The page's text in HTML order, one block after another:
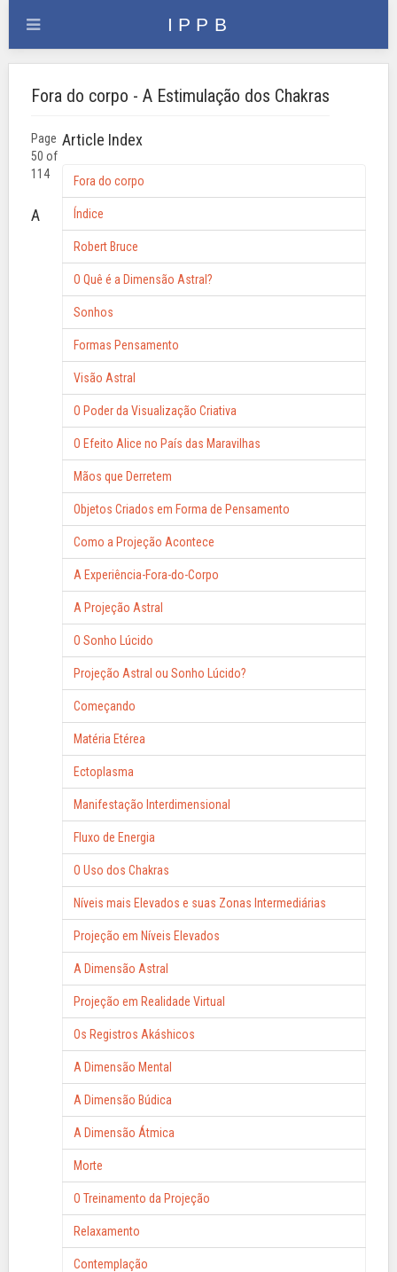
Fora do corpo - A Estimulação dos Chakras
Article Index
Fora do corpo
Índice
Robert Bruce
O Quê é a Dimensão Astral?
Sonhos
Formas Pensamento
Visão Astral
O Poder da Visualização Criativa
O Efeito Alice no País das Maravilhas
Mãos que Derretem
Objetos Criados em Forma de Pensamento
Como a Projeção Acontece
A Experiência-Fora-do-Corpo
A Projeção Astral
O Sonho Lúcido
Projeção Astral ou Sonho Lúcido?
Começando
Matéria Etérea
Ectoplasma
Manifestação Interdimensional
Fluxo de Energia
O Uso dos Chakras
Níveis mais Elevados e suas Zonas Intermediárias
Projeção em Níveis Elevados
A Dimensão Astral
Projeção em Realidade Virtual
Os Registros Akáshicos
A Dimensão Mental
A Dimensão Búdica
A Dimensão Átmica
Morte
O Treinamento da Projeção
Relaxamento
Contemplação
Page
50 of
114
A